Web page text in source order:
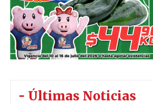
- Últimas Noticias